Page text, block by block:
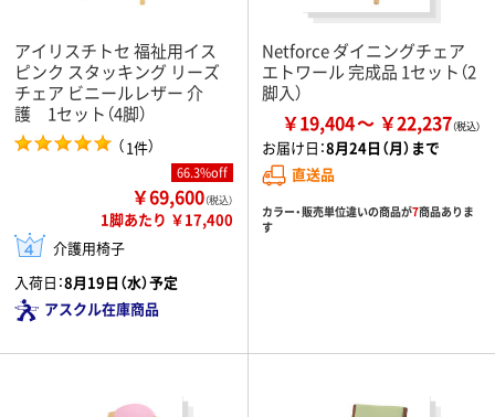
アイリスチトセ 福祉用イス
ピンク スタッキング リーズ
チェア ビニールレザー 介
護 1セット（4脚）
（1件）
66.3%off
￥69,600（税込）
1脚あたり ￥17,400
介護用椅子
入荷日：8月19日（水）予定
アスクル在庫商品
Netforce ダイニングチェア
エトワール 完成品 1セット（2
脚入）
￥19,404 ￥22,237
お届け日：8月24日（月）まで
直送品
カラー・販売単位違いの商品が7商品ありま
す